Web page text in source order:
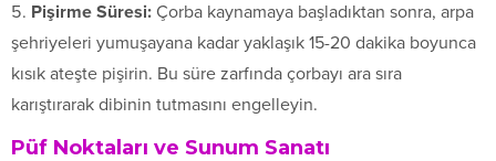
Pişirme Süresi: Çorba kaynamaya başladıktan sonra, arpa
şehriyeleri yumuşayana kadar yaklaşık 15-20 dakika boyunca
kısık ateşte pişirin. Bu süre zarfında çorbayı ara sıra
karıştırarak dibinin tutmasını engelleyin.
Püf Noktaları ve Sunum Sanatı